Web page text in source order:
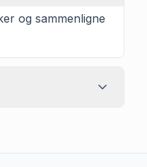
og sammenligne